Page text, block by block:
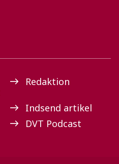
Redaktion
Indsend artikel
DVT Podcast